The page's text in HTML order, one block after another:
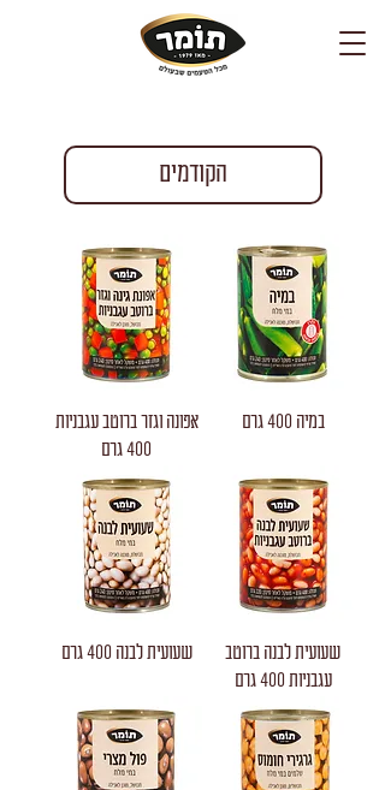
הקודמים
במיה 400 גרם
אפונה וגזר ברוטב עגבניות
400 גרם
שעועית לבנה ברוטב
עגבניות 400 גרם
שעועית לבנה 400 גרם